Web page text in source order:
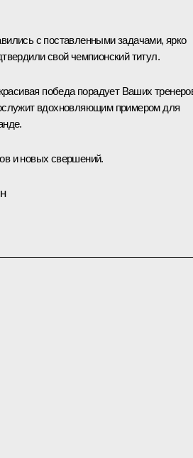
с поставленными задачами, ярко
свой чемпионский титул.
победа порадует Ваших
вдохновляющим примером для
и новых свершений.